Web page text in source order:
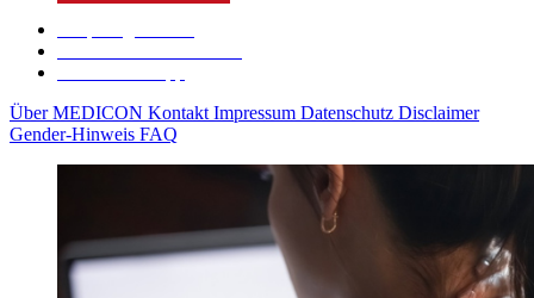
Über MEDICON Kontakt Impressum Datenschutz Disclaimer
Gender-Hinweis FAQ